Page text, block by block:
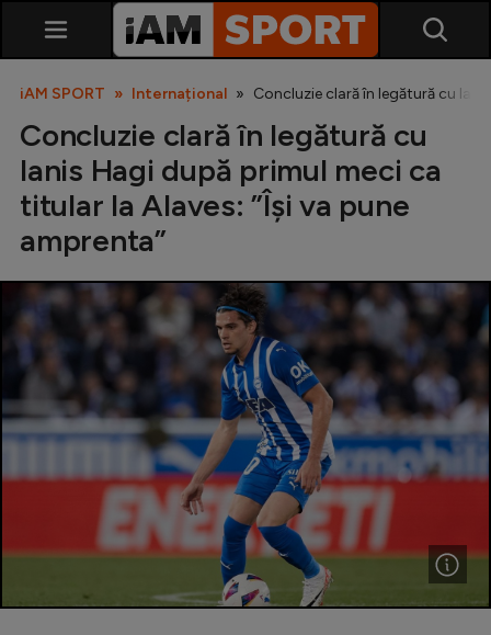
SuperLiga
Liga 2
Cupa României
Echipa Națională
U21
Fotbal feminin
Special
Inedit
iAM SPORT Internațional Concluzie clară în legătură cu
Concluzie clară în legătură cu
Ianis Hagi după primul meci ca
titular la Alaves: ”Își va pune
amprenta”